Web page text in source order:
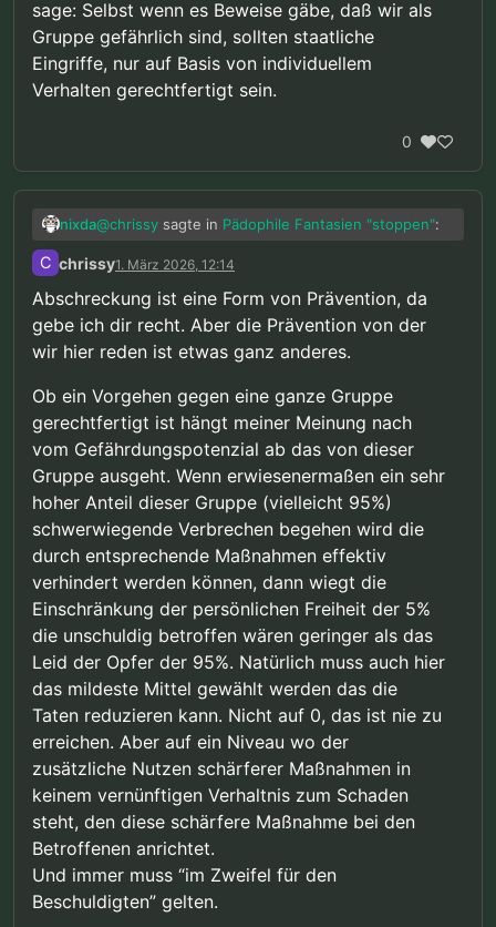
sage: Selbst wenn es Beweise gäbe, daß wir als
Gruppe gefährlich sind, sollten staatliche
Eingriffe, nur auf Basis von individuellem
Verhalten gerechtfertigt sein.
0
nixda@chrissy sagte in Pädophile Fantasien "stoppen":
das ist etwas anderes als Prävention.”
Abschreckung ist nichts anderes als Prävention.
https://de.wikipedia.org/wiki/Straftheorien#Relativ
e_Straftheorien
chrissy sagte in Pädophile Fantasien "stoppen"
“… es gibt keine Beweise dass wir als
Gruppe gefährlich sind. Daher können
irgendwelche Maßnahmen nur auf Basis
von individuellem Verhalten gerechtfertigt
sein.”
Ja. Ich gehe aber noch einen Schritt weiter und
sage: Selbst wenn es Beweise gäbe, daß wir als
Gruppe gefährlich sind, sollten staatliche Eingriffe,
nur auf Basis von individuellem Verhalten
gerechtfertigt sein.
C chrissy1. März 2026, 12:14
Abschreckung ist eine Form von Prävention, da
gebe ich dir recht. Aber die Prävention von der
wir hier reden ist etwas ganz anderes.
Ob ein Vorgehen gegen eine ganze Gruppe
gerechtfertigt ist hängt meiner Meinung nach
vom Gefährdungspotenzial ab das von dieser
Gruppe ausgeht. Wenn erwiesenermaßen ein sehr
hoher Anteil dieser Gruppe (vielleicht 95%)
schwerwiegende Verbrechen begehen wird die
durch entsprechende Maßnahmen effektiv
verhindert werden können, dann wiegt die
Einschränkung der persönlichen Freiheit der 5%
die unschuldig betroffen wären geringer als das
Leid der Opfer der 95%. Natürlich muss auch hier
das mildeste Mittel gewählt werden das die
Taten reduzieren kann. Nicht auf 0, das ist nie zu
erreichen. Aber auf ein Niveau wo der
zusätzliche Nutzen schärferer Maßnahmen in
keinem vernünftigen Verhaltnis zum Schaden
steht, den diese schärfere Maßnahme bei den
Betroffenen anrichtet.
Und immer muss “im Zweifel für den
Beschuldigten” gelten.